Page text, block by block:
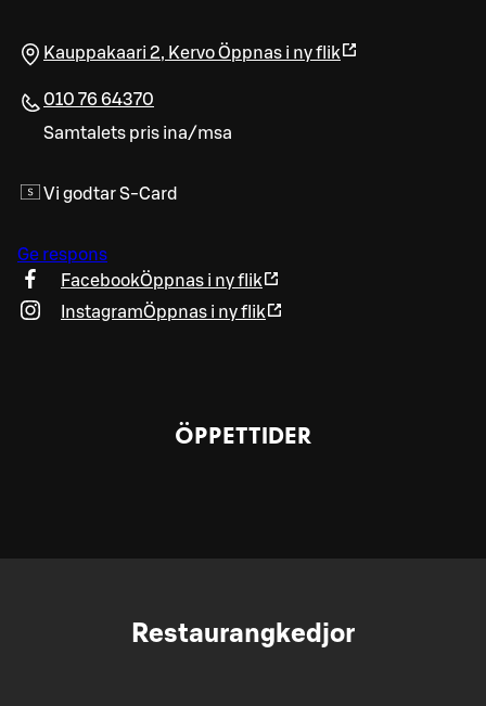
Kauppakaari 2, KervoÖppnas i ny flik
010 76 64370
Samtalets pris ina/msa
Vi godtar S-Card
Ge respons
FacebookÖppnas i ny flik
InstagramÖppnas i ny flik
ÖPPETTIDER
Restaurangkedjor